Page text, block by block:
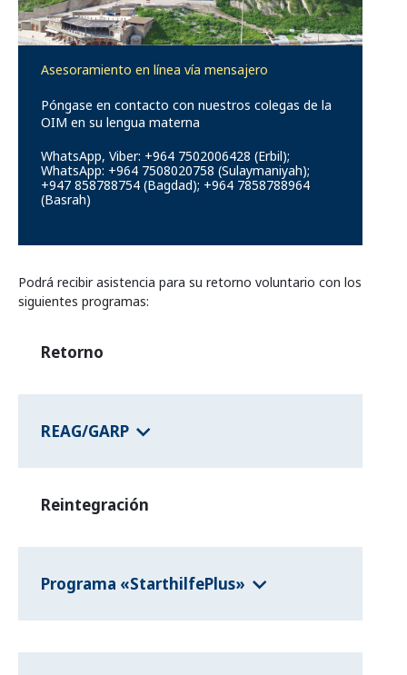
Comunicación de información y asesoramiento
Programas de los estados federales
Información del país
Asesoramiento en línea vía mensajero
Póngase en contacto con nuestros colegas de la
OIM en su lengua materna
WhatsApp, Viber: +964 7502006428 (Erbil);
WhatsApp: +964 7508020758 (Sulaymaniyah);
+947 858788754 (Bagdad); +964 7858788964
(Basrah)
Podrá recibir asistencia para su retorno voluntario con los
siguientes programas:
Retorno
REAG/GARP
Reintegración
Programa «StarthilfePlus»